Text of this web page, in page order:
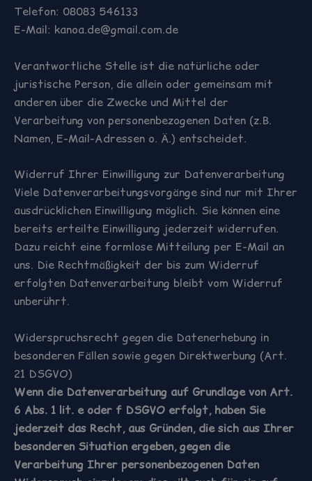
Telefon: 08083 546133
E-Mail: kanoa.de@gmail.com.de
Verantwortliche Stelle ist die natürliche oder
juristische Person, die allein oder gemeinsam mit
anderen über die Zwecke und Mittel der
Verarbeitung von personenbezogenen Daten (z.B.
Namen, E-Mail-Adressen o. Ä.) entscheidet.
Widerruf Ihrer Einwilligung zur Datenverarbeitung
Viele Datenverarbeitungsvorgänge sind nur mit Ihrer
ausdrücklichen Einwilligung möglich. Sie können eine
bereits erteilte Einwilligung jederzeit widerrufen.
Dazu reicht eine formlose Mitteilung per E-Mail an
uns. Die Rechtmäßigkeit der bis zum Widerruf
erfolgten Datenverarbeitung bleibt vom Widerruf
unberührt.
Widerspruchsrecht gegen die Datenerhebung in
besonderen Fällen sowie gegen Direktwerbung (Art.
21 DSGVO)
Wenn die Datenverarbeitung auf Grundlage von Art.
6 Abs. 1 lit. e oder f DSGVO erfolgt, haben Sie
jederzeit das Recht, aus Gründen, die sich aus Ihrer
besonderen Situation ergeben, gegen die
Verarbeitung Ihrer personenbezogenen Daten